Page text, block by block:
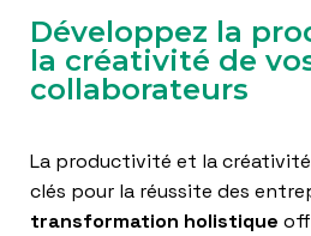
Développez la
la créativité de
collaborateurs
La productivité et la
clés pour la réussite des
transformation holistique